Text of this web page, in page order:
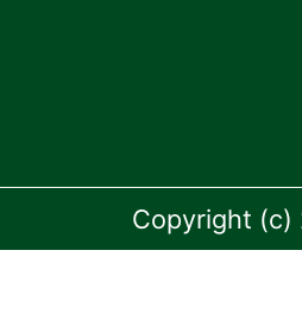
Copyright (c)